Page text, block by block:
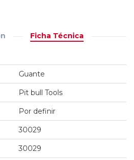
Ficha Técnica
Guante
Pit bull Tools
Por definir
30029
30029